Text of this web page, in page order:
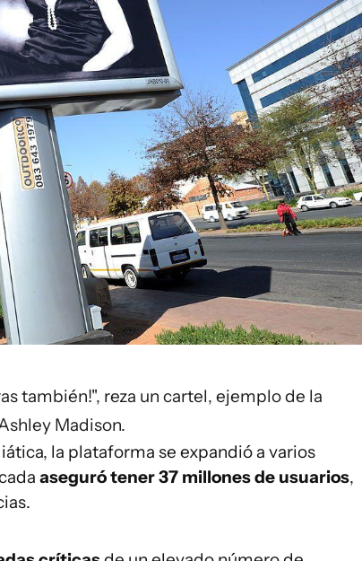
también!", reza un cartel, ejemplo de la
Madison.
la plataforma se expandió a varios
aseguró tener 37 millones de usuarios,